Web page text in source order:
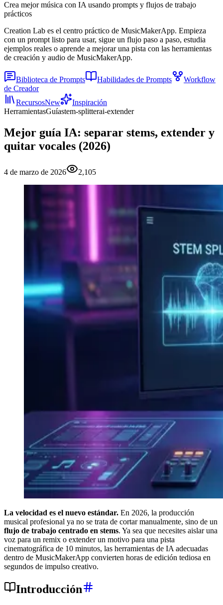
Crea mejor música con IA usando prompts y flujos de trabajo
prácticos
Creation Lab es el centro práctico de MusicMakerApp. Empieza
con un prompt listo para usar, sigue un flujo paso a paso, estudia
ejemplos reales o aprende a mejorar una pista con las herramientas
de creación y audio de MusicMakerApp.
Biblioteca de Prompts Habilidades de Prompts
Workflow
de Creador
RecursosNew
Inspiración
HerramientasGuíastem-splitterai-extender
Mejor guía IA: separar stems, extender y
quitar vocales (2026)
4 de marzo de 2026 2,105
La velocidad es el nuevo estándar. En 2026, la producción
musical profesional ya no se trata de cortar manualmente, sino de un
flujo de trabajo centrado en stems. Ya sea que necesites aislar una
voz para un remix o extender un motivo para una pista
cinematográfica de 10 minutos, las herramientas de IA adecuadas
dentro de MusicMakerApp convierten horas de edición tediosa en
segundos de impulso creativo.
Introducción